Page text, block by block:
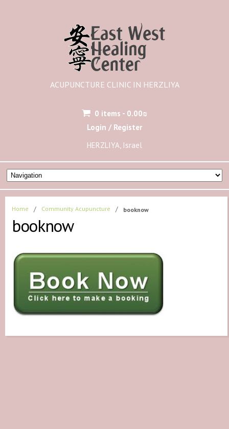
ACUPUNCTURE CLINIC IN HERZLIYA
0 items - 0.00₪
Login / Register
HERZLIYA, Israel
Home / Community Acupuncture / booknow
booknow